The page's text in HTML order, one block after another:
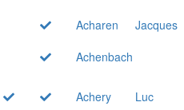
Acharen
Jacques
Achenbach
Achery
Luc